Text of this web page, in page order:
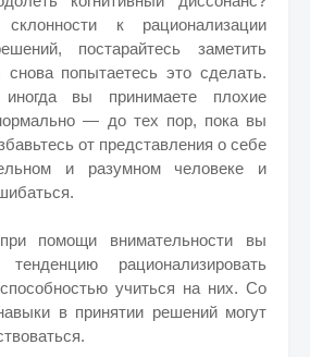
к рационализации
постарайтесь заметить
снова попытаетесь это сделать.
вы принимаете плохие
— до тех пор, пока вы
от представления о себе
и разумном человеке и
помощи внимательности вы
рационализировать
учиться на них. Со
в принятии решений могут